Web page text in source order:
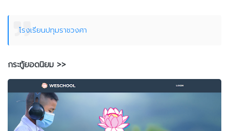
โรงเรียนปทุมราชวงศา
กระทู้ยอดนิยม >>